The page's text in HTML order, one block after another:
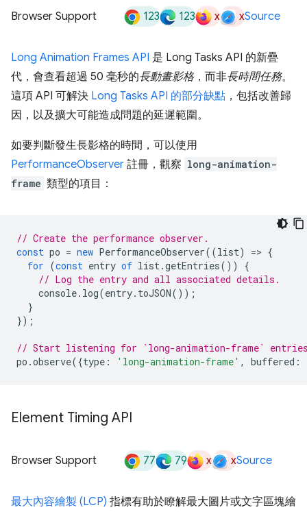
Browser Support 123 123 x xSource
Long Animation Frames API 是 Long Tasks API 的新疊
代，會查看超過 50 毫秒的長動畫影格，而非長時間任務。
這項 API 可解決 Long Tasks API 的部分缺點 ，包括改善歸
因，以及擴大可能造成問題的延遲範圍。
如要判斷發生長影格的時間，可以使用
PerformanceObserver 註冊，觀察 long-animation-
frame 類型的項目：
// Create the performance observer.
const po = new PerformanceObserver((list) => {
for (const entry of list.getEntries())
{
// Log the entry and all associated details.
console. log(entry. toJSON());
}
});
// Start listening for `long-animation-frame`
po .observe({type : 'long-animation-frame' , buffered :
Element Timing API
Browser Support 77 79 x xSource
最大內容繪製 (LCP) 指標有助於瞭解最大圖片或文字區塊繪